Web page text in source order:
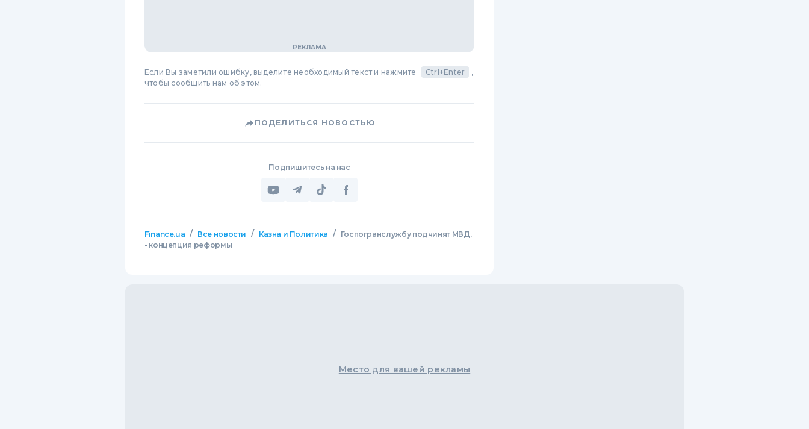
Если Вы заметили ошибку, выделите необходимый текст и нажмите Ctrl+Enter
,
чтобы сообщить нам об этом.
ПОДЕЛИТЬСЯ НОВОСТЬЮ
Подпишитесь на нас
Finance.ua / Все новости / Казна и Политика /
Госпогранслужбу подчинят МВД,
- концепция реформы
Место для вашей рекламы